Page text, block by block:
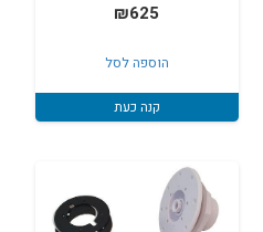
₪625
הוספה לסל
קנה כעת